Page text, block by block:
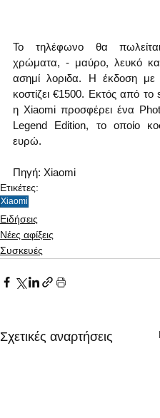
Το τηλέφωνο θα
χρώματα, - μαύρο, λευκό
ασημί λοριδα. Η έκδοση
κοστίζει €1500. Εκτός από το
η Xiaomi προσφέρει ένα
Legend Edition, το οποίο
ευρώ.
Πηγή: Xiaomi
Ετικέτες:
Xiaomi
Ειδήσεις
Νέες αφίξεις
Συσκευές
Σχετικές αναρτήσεις